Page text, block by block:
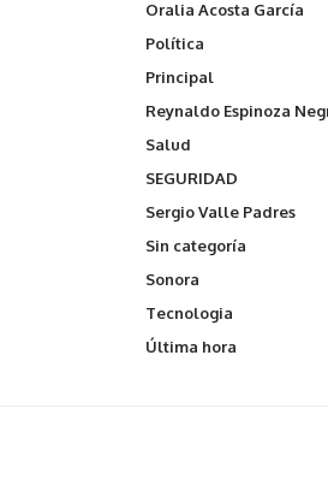
Oralia Acosta García
Política
Principal
Reynaldo Espinoza
Salud
SEGURIDAD
Sergio Valle Padres
Sin categoría
Sonora
Tecnologia
Última hora